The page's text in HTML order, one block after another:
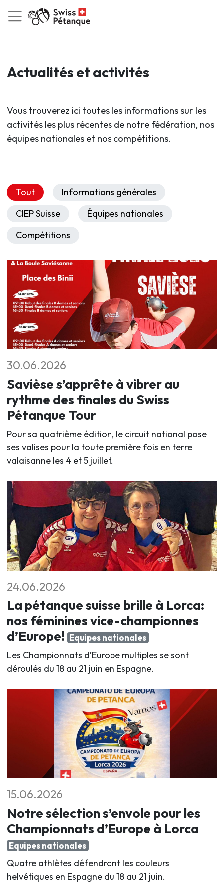
Actualités et activités
Vous trouverez ici toutes les informations sur les
activités les plus récentes de notre fédération, nos
équipes nationales et nos compétitions.
Tout
Informations générales
CIEP Suisse
Équipes nationales
Compétitions
30.06.2026
Savièse s’apprête à vibrer au
rythme des finales du Swiss
Pétanque Tour
Pour sa quatrième édition, le circuit national pose
ses valises pour la toute première fois en terre
valaisanne les 4 et 5 juillet.
24.06.2026
La pétanque suisse brille à Lorca:
nos féminines vice-championnes
d’Europe! Equipes nationales
Les Championnats d’Europe multiples se sont
déroulés du 18 au 21 juin en Espagne.
15.06.2026
Notre sélection s’envole pour les
Championnats d’Europe à Lorca
Equipes nationales
Quatre athlètes défendront les couleurs
helvétiques en Espagne du 18 au 21 juin.